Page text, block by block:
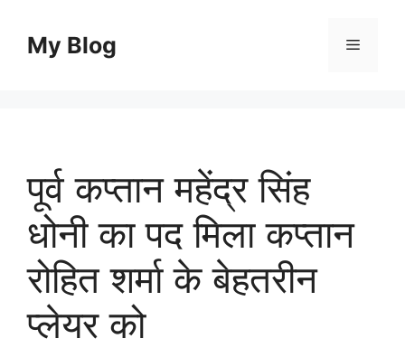
contentMy Blog Menu
पूर्व कप्तान महेंद्र सिंह
धोनी का पद मिला कप्तान
रोहित शर्मा के बेहतरीन
प्लेयर को